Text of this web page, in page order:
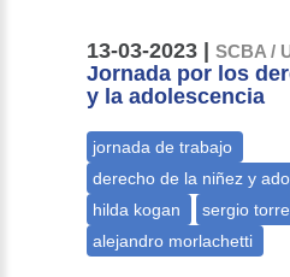
13-03-2023 |SCBA /
Jornada por los
y la adolescencia